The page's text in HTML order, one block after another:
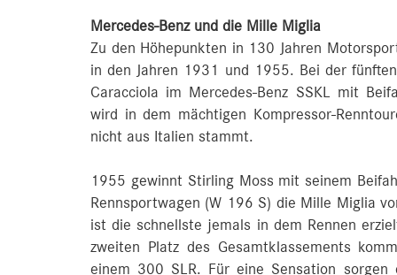
Mercedes-Benz und die Mille Miglia
Zu den Höhepunkten in 130 Jahren
in den Jahren 1931 und 1955. Bei der
Caracciola im Mercedes-Benz SSKL mit
wird in dem mächtigen Kompressor-
nicht aus Italien stammt.
1955 gewinnt Stirling Moss mit seinem
Rennsportwagen (W 196 S) die Mille Miglia
ist die schnellste jemals in dem Rennen
zweiten Platz des Gesamtklassements
einem 300 SLR. Für eine Sensation sorgen